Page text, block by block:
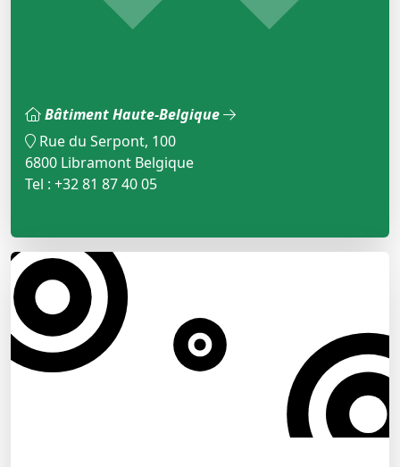
Bâtiment Haute-Belgique
Rue du Serpont, 100
6800 Libramont Belgique
Tel : +32 81 87 40 05